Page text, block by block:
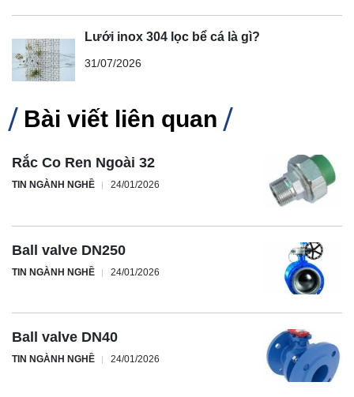
Lưới inox 304 lọc bể cá là gì?
31/07/2026
Bài viết liên quan
Rắc Co Ren Ngoài 32
TIN NGÀNH NGHỀ 24/01/2026
Ball valve DN250
TIN NGÀNH NGHỀ 24/01/2026
Ball valve DN40
TIN NGÀNH NGHỀ 24/01/2026